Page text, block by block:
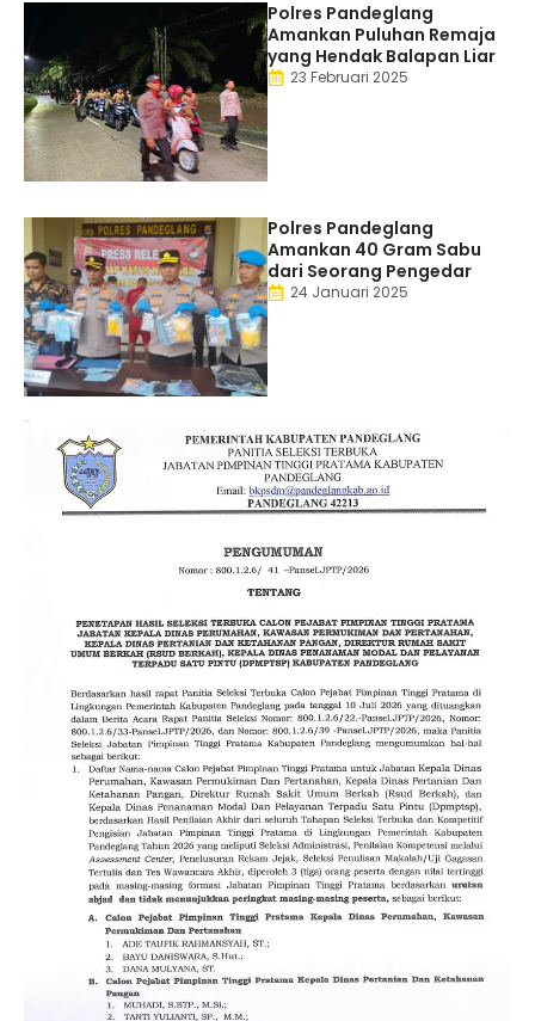
Polres Pandeglang
Amankan Puluhan Remaja
yang Hendak Balapan Liar
23 Februari 2025
Polres Pandeglang
Amankan 40 Gram Sabu
dari Seorang Pengedar
24 Januari 2025